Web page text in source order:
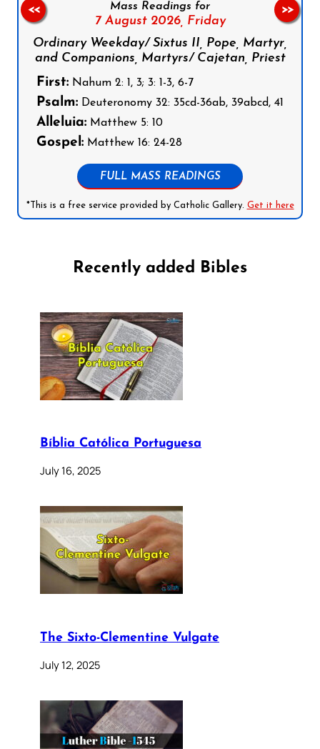
Mass Readings for
7 August 2026, Friday
Ordinary Weekday/ Sixtus II, Pope, Martyr,
and Companions, Martyrs/ Cajetan, Priest
First: Nahum 2: 1, 3; 3: 1-3, 6-7
Psalm: Deuteronomy 32: 35cd-36ab, 39abcd, 41
Alleluia: Matthew 5: 10
Gospel: Matthew 16: 24-28
FULL MASS READINGS
*This is a free service provided by Catholic Gallery. Get it here
<< >>
Recently added Bibles
Bíblia Católica Portuguesa
July 16, 2025
The Sixto-Clementine Vulgate
July 12, 2025